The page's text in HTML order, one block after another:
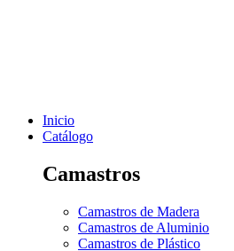
Inicio
Catálogo
Camastros
Camastros de Madera
Camastros de Aluminio
Camastros de Plástico